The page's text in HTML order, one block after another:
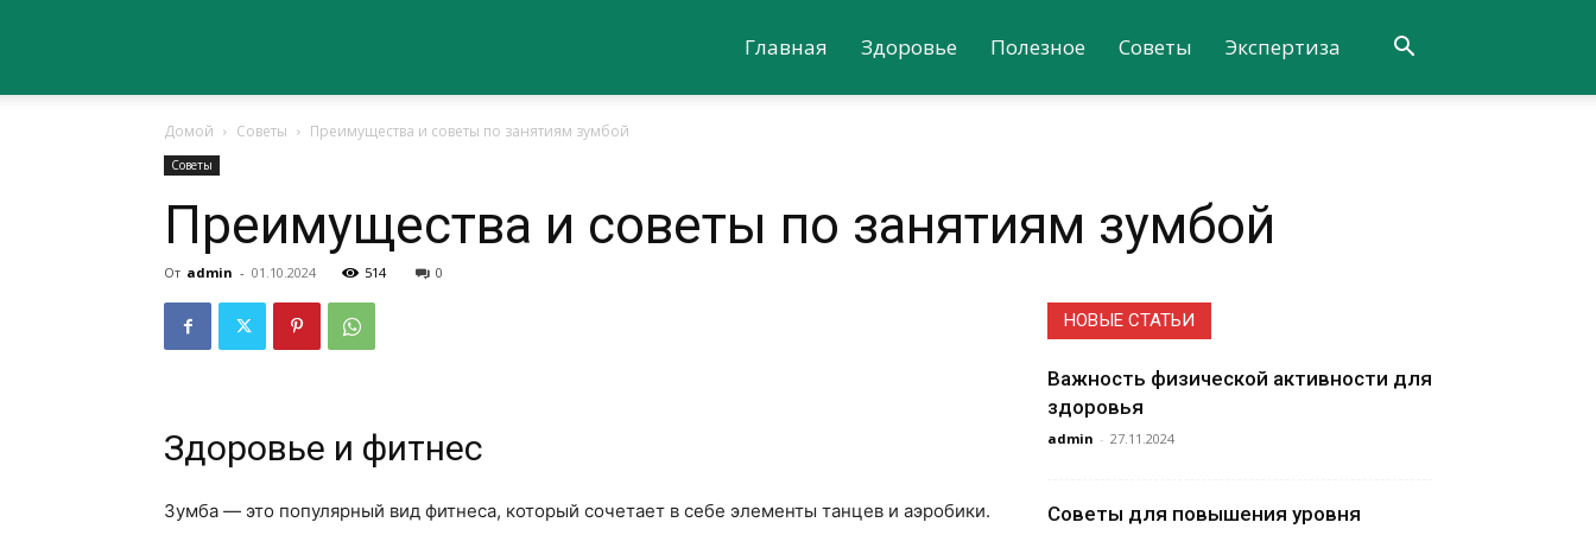
о
здоровье
Главная Здоровье Полезное Советы Экспертиза
Домой Советы Преимущества и советы по занятиям зумбой
Советы
Преимущества и советы по занятиям зумбой
От admin - 01.10.2024 514 0
Здоровье и фитнес
Зумба — это популярный вид фитнеса, который сочетает в себе элементы танцев и аэробики.
НОВЫЕ СТАТЬИ
Важность физической активности для
здоровья
admin - 27.11.2024
Советы для повышения уровня